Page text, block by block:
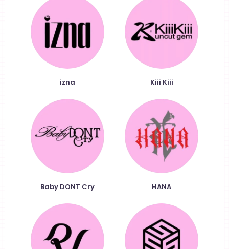
izna Kiii Kiii
Baby DONT Cry HANA